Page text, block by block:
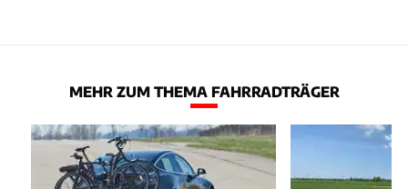
MEHR ZUM THEMA FAHRRADTRÄGER